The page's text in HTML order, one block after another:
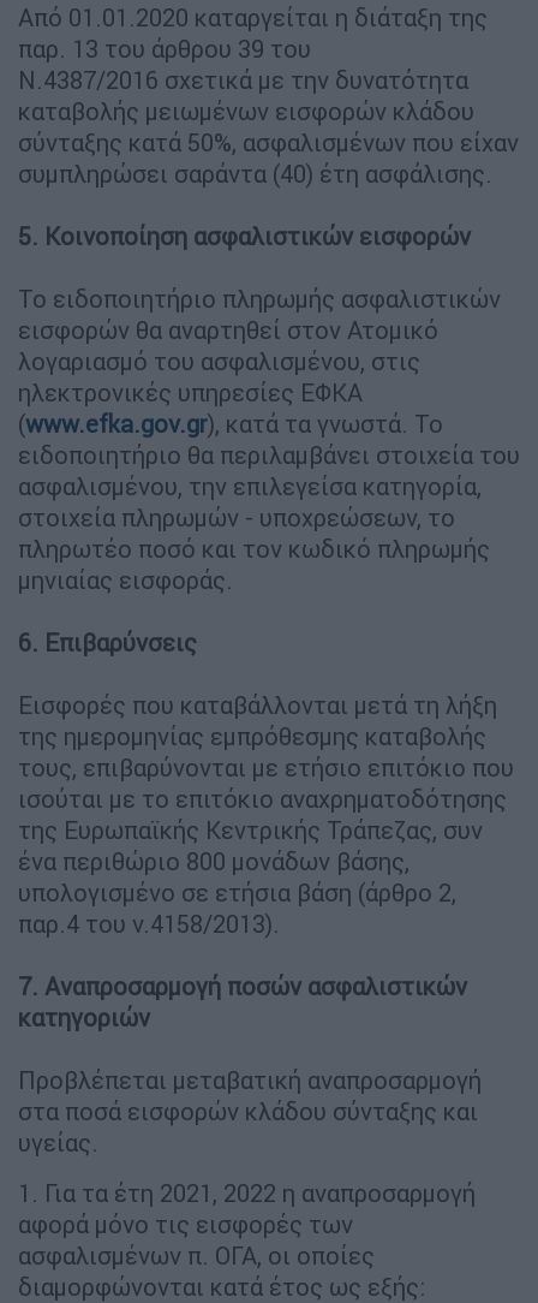
Από 01.01.2020 καταργείται η διάταξη της
παρ. 13 του άρθρου 39 του
Ν.4387/2016 σχετικά με την δυνατότητα
καταβολής μειωμένων εισφορών κλάδου
σύνταξης κατά 50%, ασφαλισμένων που είχαν
συμπληρώσει σαράντα (40) έτη ασφάλισης.
5. Κοινοποίηση ασφαλιστικών εισφορών
Το ειδοποιητήριο πληρωμής ασφαλιστικών
εισφορών θα αναρτηθεί στον Ατομικό
λογαριασμό του ασφαλισμένου, στις
ηλεκτρονικές υπηρεσίες ΕΦΚΑ
(www.efka.gov.gr), κατά τα γνωστά. Το
ειδοποιητήριο θα περιλαμβάνει στοιχεία του
ασφαλισμένου, την επιλεγείσα κατηγορία,
στοιχεία πληρωμών - υποχρεώσεων, το
πληρωτέο ποσό και τον κωδικό πληρωμής
μηνιαίας εισφοράς.
6. Επιβαρύνσεις
Εισφορές που καταβάλλονται μετά τη λήξη
της ημερομηνίας εμπρόθεσμης καταβολής
τους, επιβαρύνονται με ετήσιο επιτόκιο που
ισούται με το επιτόκιο αναχρηματοδότησης
της Ευρωπαϊκής Κεντρικής Τράπεζας, συν
ένα περιθώριο 800 μονάδων βάσης,
υπολογισμένο σε ετήσια βάση (άρθρο 2,
παρ.4 του ν.4158/2013).
7. Αναπροσαρμογή ποσών ασφαλιστικών
κατηγοριών
Προβλέπεται μεταβατική αναπροσαρμογή
στα ποσά εισφορών κλάδου σύνταξης και
υγείας.
1. Για τα έτη 2021, 2022 η αναπροσαρμογή
αφορά μόνο τις εισφορές των
ασφαλισμένων π. ΟΓΑ, οι οποίες
διαμορφώνονται κατά έτος ως εξής: